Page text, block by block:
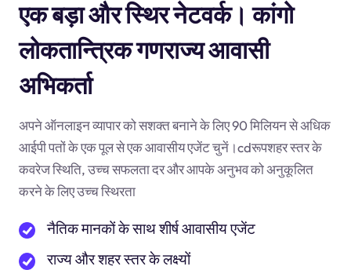
एक बड़ा और स्थिर नेटवर्क। कांगो
लोकतान्त्रिक गणराज्य आवासी
अभिकर्ता
अपने ऑनलाइन व्यापार को सशक्त बनाने के लिए 90 मिलियन से अधिक
आईपी पतों के एक पूल से एक आवासीय एजेंट चुनें।cdरूपशहर स्तर के
कवरेज स्थिति, उच्च सफलता दर और आपके अनुभव को अनुकूलित
करने के लिए उच्च स्थिरता
नैतिक मानकों के साथ शीर्ष आवासीय एजेंट
राज्य और शहर स्तर के लक्ष्यों